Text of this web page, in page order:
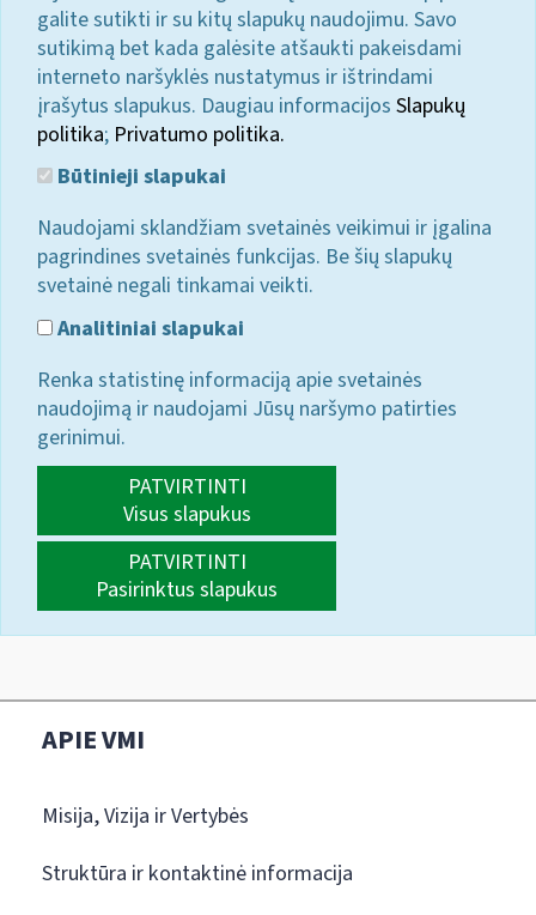
galite sutikti ir su kitų slapukų naudojimu. Savo
sutikimą bet kada galėsite atšaukti pakeisdami
interneto naršyklės nustatymus ir ištrindami
įrašytus slapukus. Daugiau informacijos Slapukų
politika; Privatumo politika.
Būtinieji slapukai
Naudojami sklandžiam svetainės veikimui ir įgalina
pagrindines svetainės funkcijas. Be šių slapukų
svetainė negali tinkamai veikti.
Analitiniai slapukai
Renka statistinę informaciją apie svetainės
naudojimą ir naudojami Jūsų naršymo patirties
gerinimui.
PATVIRTINTI
Visus slapukus
PATVIRTINTI
Pasirinktus slapukus
APIE VMI
Misija, Vizija ir Vertybės
Struktūra ir kontaktinė informacija